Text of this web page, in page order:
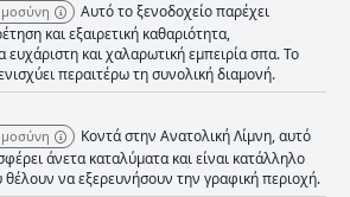
Αυτό το ξενοδοχείο παρέχει
και εξαιρετική καθαριότητα,
ευχάριστη και χαλαρωτική εμπειρία σπα. Το
περαιτέρω τη συνολική διαμονή.
Κοντά στην Ανατολική Λίμνη, αυτό
άνετα καταλύματα και είναι κατάλληλο
θέλουν να εξερευνήσουν την γραφική περιοχή.